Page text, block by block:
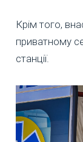
Крім того,
приватному
станції.